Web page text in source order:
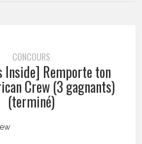
CONCOURS
Inside] Remporte ton
Crew (3 gagnants)
(terminé)